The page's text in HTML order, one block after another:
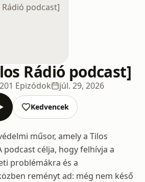
Rádió podcast]
201 Epizódok júl. 29, 2026
Kedvencek
műsor, amely a Tilos
podcast célja, hogy felhívja a
problémákra és a
reményt ad: még nem késő